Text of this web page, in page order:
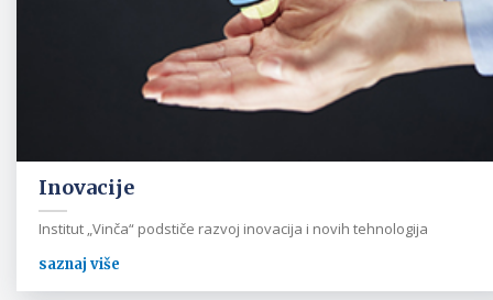
Inovacije
Institut „Vinča“ podstiče razvoj inovacija i novih tehnologija
saznaj više